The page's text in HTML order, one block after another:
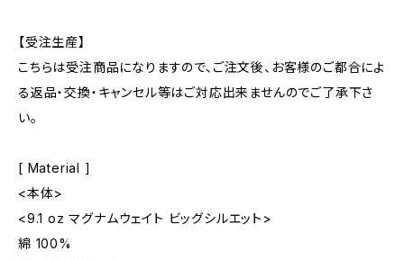
【受注生産】
こちらは受注商品になりますので、ご注文後、お客様のご都合によ
る返品・交換・キャンセル等はご対応出来ませんのでご了承下さ
い。
[ Material ]
<本体>
<9.1 oz マグナムウェイト ビッグシルエット>
綿 100%